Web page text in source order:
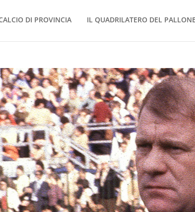
DI PROVINCIA IL QUADRILATERO DEL PALLONE